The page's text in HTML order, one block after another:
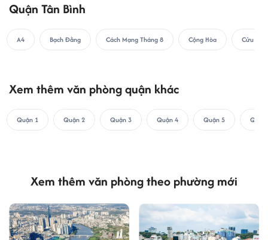
Quận Tân Bình
A4 Bạch Đằng Cách Mạng Tháng 8 Cộng Hòa Cửu
Xem thêm văn phòng quận khác
Quận 1 Quận 2 Quận 3 Quận 4 Quận 5 Quận
Xem thêm văn phòng theo phường mới